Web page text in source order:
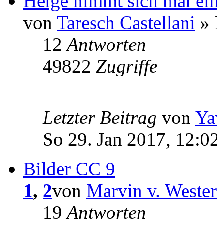
von Taresch Castellani »
12Antworten
49822 Zugriffe
Letzter Beitrag von
So 29. Jan 2017,
Bilder CC 9
1, 2von Marvin v.
19Antworten